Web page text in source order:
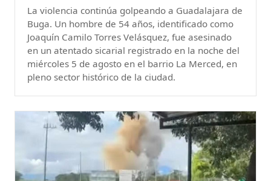
La violencia continúa golpeando a Guadalajara de
Buga. Un hombre de 54 años, identificado como
Joaquín Camilo Torres Velásquez, fue asesinado
en un atentado sicarial registrado en la noche del
miércoles 5 de agosto en el barrio La Merced, en
pleno sector histórico de la ciudad.